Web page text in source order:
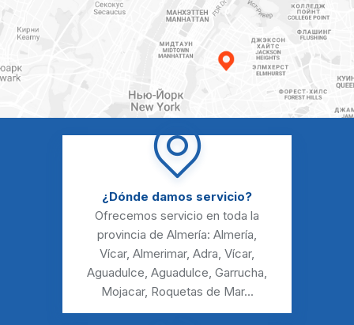
¿Dónde damos servicio?
Ofrecemos servicio en toda la
provincia de Almería: Almería,
Vícar, Almerimar, Adra, Vícar,
Aguadulce, Aguadulce, Garrucha,
Mojacar, Roquetas de Mar...